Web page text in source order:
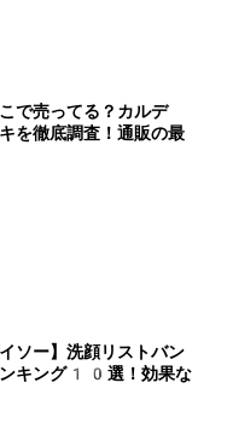
で売ってる？カルデ
を徹底調査！通販の最
ソー】洗顔リストバン
ンキング10選！効果な